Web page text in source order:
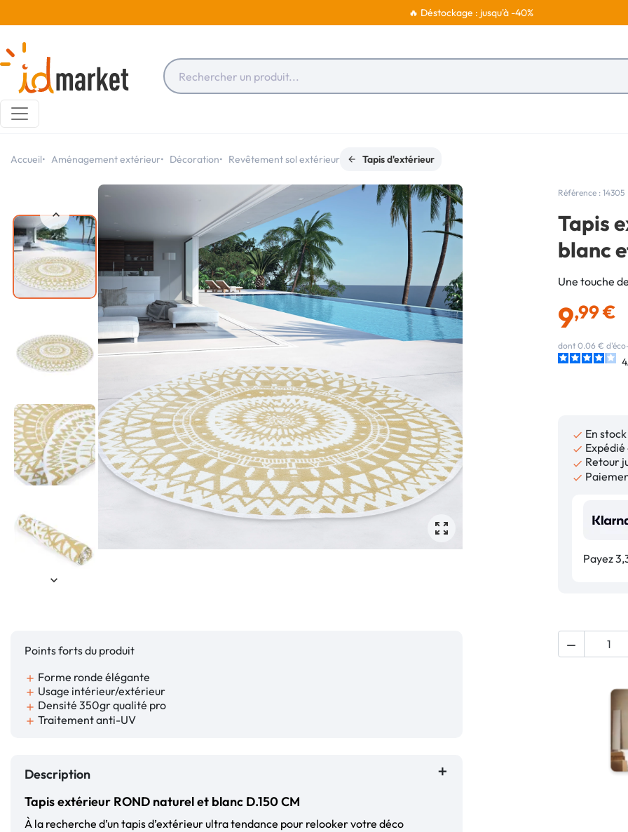
🔥 Déstockage : jusqu'à -40%
Accueil Aménagement extérieur Décoration Revêtement sol extérieur Tapis d'extérieur
Points forts du produit
add Forme ronde élégante
add Usage intérieur/extérieur
add Densité 350gr qualité pro
add Traitement anti-UV
Description
Tapis extérieur ROND naturel et blanc D.150 CM
À la recherche d’un tapis d’extérieur ultra tendance pour relooker votre déco
Référence : 14305
Tapis
blanc
Une touche
9,99 €
dont 0.06 €
 En stock

 Retour

Payez
